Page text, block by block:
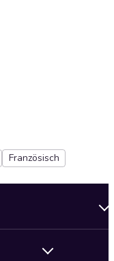
Französisch